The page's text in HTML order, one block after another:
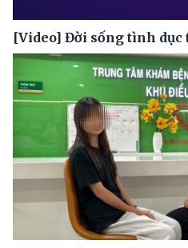
[Video] Đời sống tình dục